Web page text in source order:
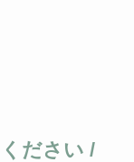
ださい /